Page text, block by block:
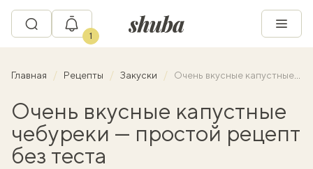
1
Главная Рецепты Закуски Очень вкусные капустные чебуреки — простой рецепт без теста
Очень вкусные капустные
чебуреки — простой рецепт
без теста